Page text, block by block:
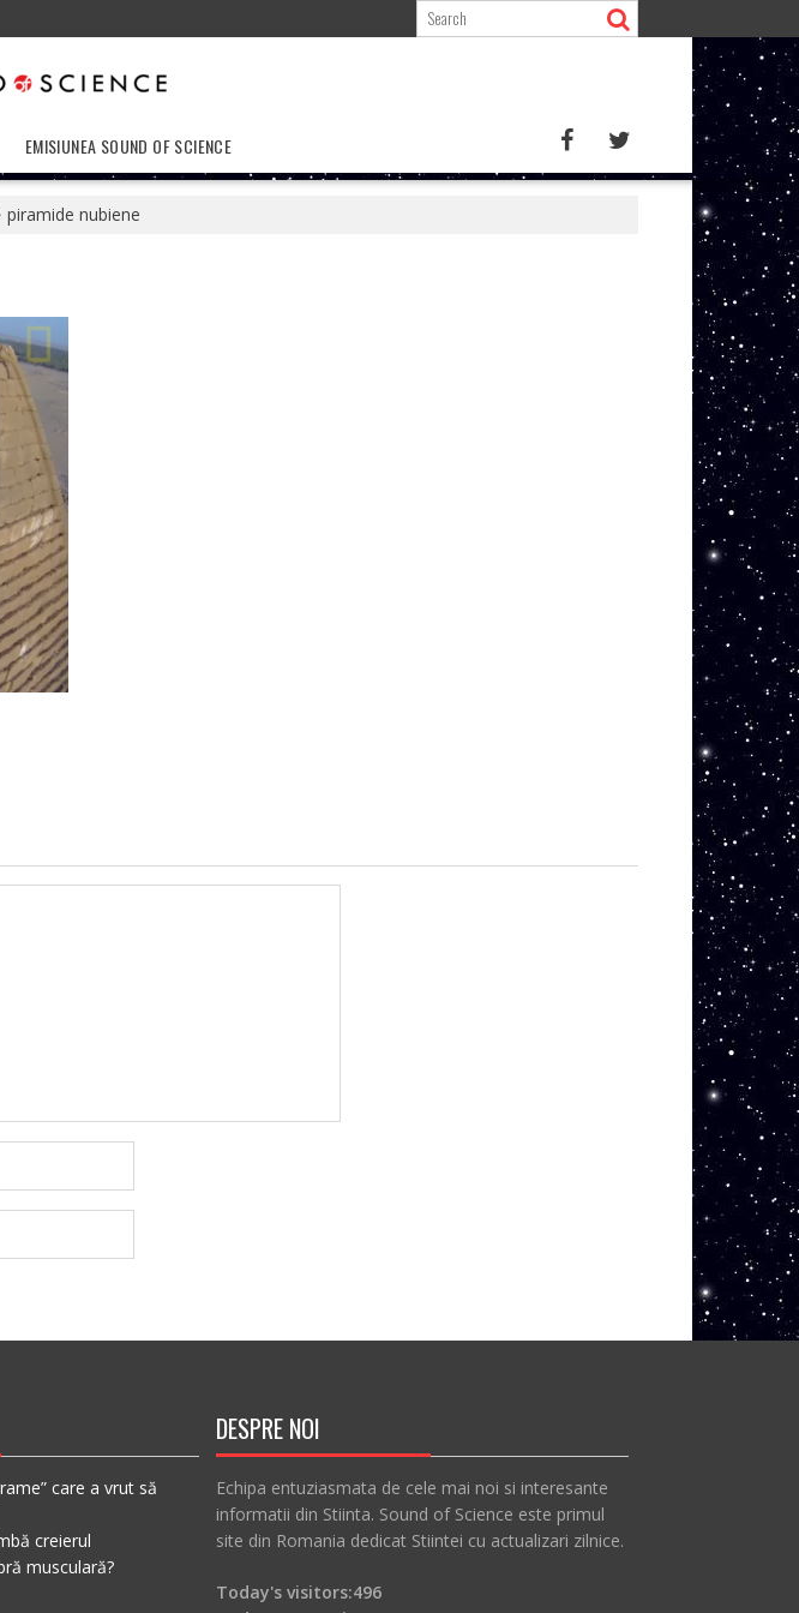
EMISIUNEA SOUND OF SCIENCE
piramide nubiene
care a vrut să
creierul
musculară?
DESPRE NOI
Echipa entuziasmata de cele mai noi si interesante
informatii din Stiinta. Sound of Science este primul
site din Romania dedicat Stiintei cu actualizari zilnice.
Today's visitors:496